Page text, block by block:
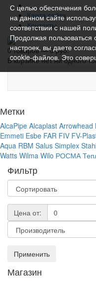
Карта сайта
Контакты
0 товаров — 0 руб.
В корзине нет ни одного
Метки
AlcaPipe Alcaplast Arrowhead
Emmeti Esbe FAR FIV FV-
Aqua RBM Salus Simplex
Watts Wilma Wilo РОСМА
Фильтр
Цена от:
Применить
Магазин
С целью обеспечения
на данном сайте
соответствии с нашей
Продолжая пользоваться
настроек, вы даете
cookie-файлов. Это